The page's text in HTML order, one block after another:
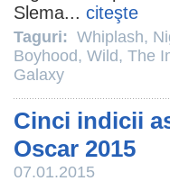
Slema... citeşte
Taguri: Whiplash,
Boyhood, Wild, The
Galaxy
Cinci indicii
Oscar 2015
07.01.2015